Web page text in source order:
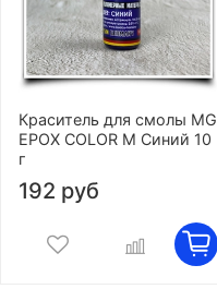
Краситель для смолы MG
EPOX COLOR M Синий 10
г
192 руб